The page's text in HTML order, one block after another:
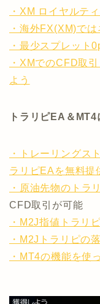
・XM ロイヤルテ
・海外FX(XM)で
・最少スプレット
・XMでのCFD取
よう
トラリピEA＆MT4
・トレーリングス
ラリピEAを無料提
・原油先物のトラ
CFD取引が可能
・M2J指値トラリ
・M2Jトラリピの
・MT4の機能を使